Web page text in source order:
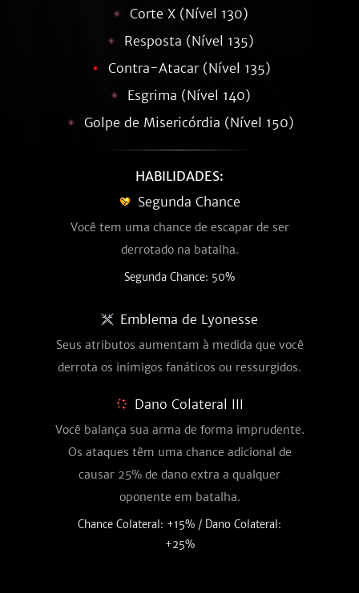
Corte X (Nível 130)
Resposta (Nível 135)
Contra-Atacar (Nível 135)
Esgrima (Nível 140)
Golpe de Misericórdia (Nível 150)
HABILIDADES:
Segunda Chance
Você tem uma chance de escapar de ser
derrotado na batalha.
Segunda Chance: 50%
Emblema de Lyonesse
Seus atributos aumentam à medida que você
derrota os inimigos fanáticos ou ressurgidos.
Dano Colateral III
Você balança sua arma de forma imprudente.
Os ataques têm uma chance adicional de
causar 25% de dano extra a qualquer
oponente em batalha.
Chance Colateral: +15% / Dano Colateral:
+25%